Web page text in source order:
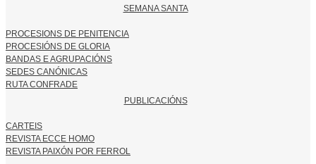
SEMANA SANTA
PROCESIONS DE PENITENCIA
PROCESIÓNS DE GLORIA
BANDAS E AGRUPACIÓNS
SEDES CANÓNICAS
RUTA CONFRADE
PUBLICACIÓNS
CARTEIS
REVISTA ECCE HOMO
REVISTA PAIXÓN POR FERROL